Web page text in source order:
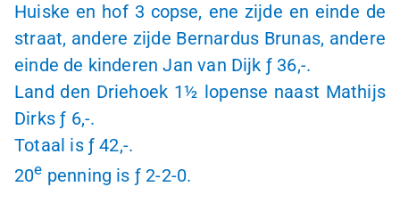
Huiske en hof 3 copse, ene zijde en einde de
straat, andere zijde Bernardus Brunas, andere
einde de kinderen Jan van Dijk ƒ 36,-.
Land den Driehoek 1½ lopense naast Mathijs
Dirksƒ 6,-.
Totaal is ƒ 42,-.
20e penning is ƒ 2-2-0.